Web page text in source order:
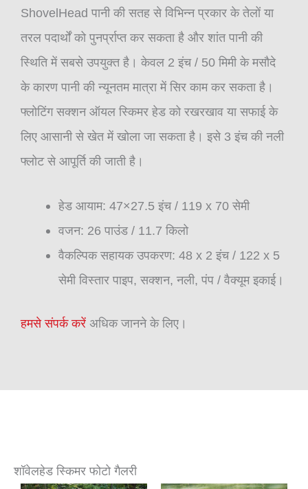
ShovelHead पानी की सतह से विभिन्न प्रकार के तेलों या
तरल पदार्थों को पुनर्प्राप्त कर सकता है और शांत पानी की
स्थिति में सबसे उपयुक्त है। केवल 2 इंच / 50 मिमी के मसौदे
के कारण पानी की न्यूनतम मात्रा में सिर काम कर सकता है।
फ्लोटिंग सक्शन ऑयल स्किमर हेड को रखरखाव या सफाई के
लिए आसानी से खेत में खोला जा सकता है। इसे 3 इंच की नली
फ्लोट से आपूर्ति की जाती है।
हेड आयाम: 47×27.5 इंच / 119 x 70 सेमी
वजन: 26 पाउंड / 11.7 किलो
वैकल्पिक सहायक उपकरण: 48 x 2 इंच / 122 x 5
सेमी विस्तार पाइप, सक्शन, नली, पंप / वैक्यूम इकाई।
हमसे संपर्क करें अधिक जानने के लिए।
शॉवेलहेड स्किमर फोटो गैलरी